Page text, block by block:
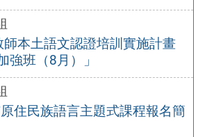
師本土語文認證培訓實施計畫
班（8月）」
住民族語言主題式課程報名簡